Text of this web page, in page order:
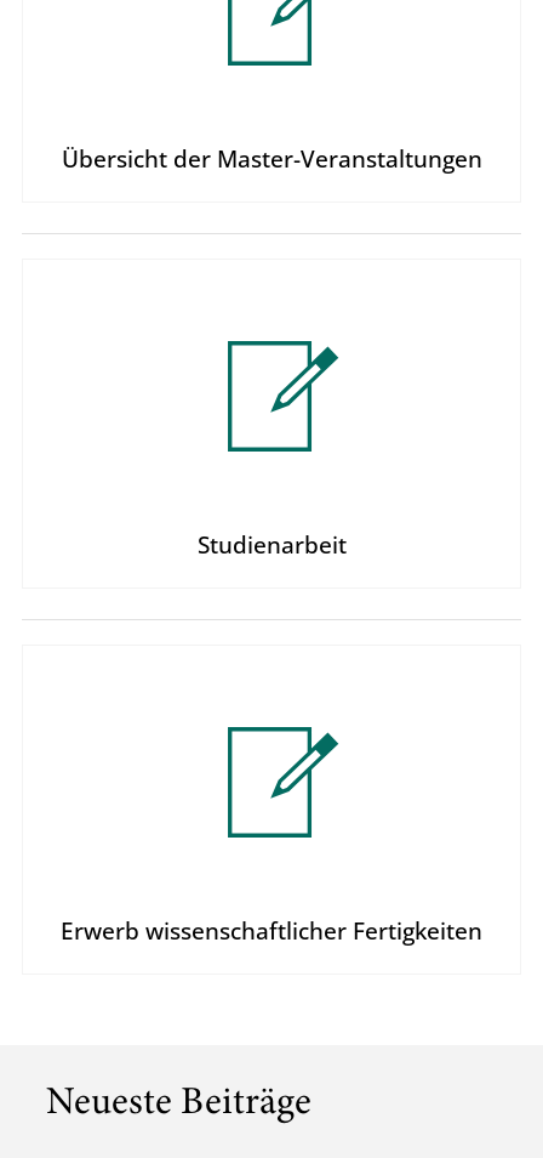
Übersicht der Master-Veranstaltungen
Studienarbeit
Erwerb wissenschaft­licher Fertigkeiten
Neueste Beiträge